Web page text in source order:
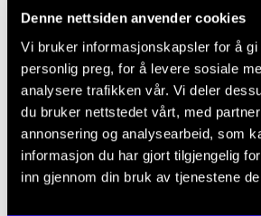
Denne nettsiden anvender cookies
Vi bruker informasjonskapsler for å
personlig preg, for å levere sosiale
analysere trafikken vår. Vi deler
du bruker nettstedet vårt, med
annonsering og analysearbeid, som
informasjon du har gjort tilgjengelig
inn gjennom din bruk av tjenestene